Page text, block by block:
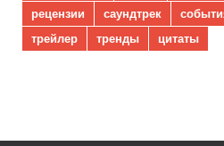
рецензии
саундтрек
трейлер
тренды цитаты